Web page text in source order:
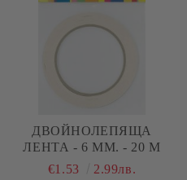
ДВОЙНОЛЕПЯЩА
ЛЕНТА - 6 ММ. - 20 М
€1.53
2.99лв.